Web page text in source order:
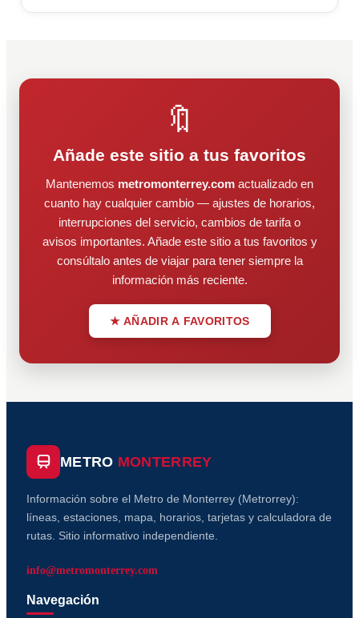
🔖
Añade este sitio a tus favoritos
Mantenemos metromonterrey.com actualizado en
cuanto hay cualquier cambio — ajustes de horarios,
interrupciones del servicio, cambios de tarifa o
avisos importantes. Añade este sitio a tus favoritos y
consúltalo antes de viajar para tener siempre la
información más reciente.
★ AÑADIR A FAVORITOS
METRO MONTERREY
Información sobre el Metro de Monterrey (Metrorrey):
líneas, estaciones, mapa, horarios, tarjetas y calculadora de
rutas. Sitio informativo independiente.
info@metromonterrey.com
Navegación